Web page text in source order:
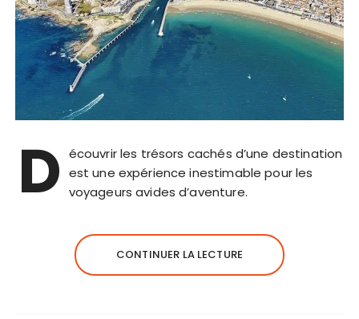
D écouvrir les trésors cachés d’une destination
est une expérience inestimable pour les
voyageurs avides d’aventure.
CONTINUER LA LECTURE